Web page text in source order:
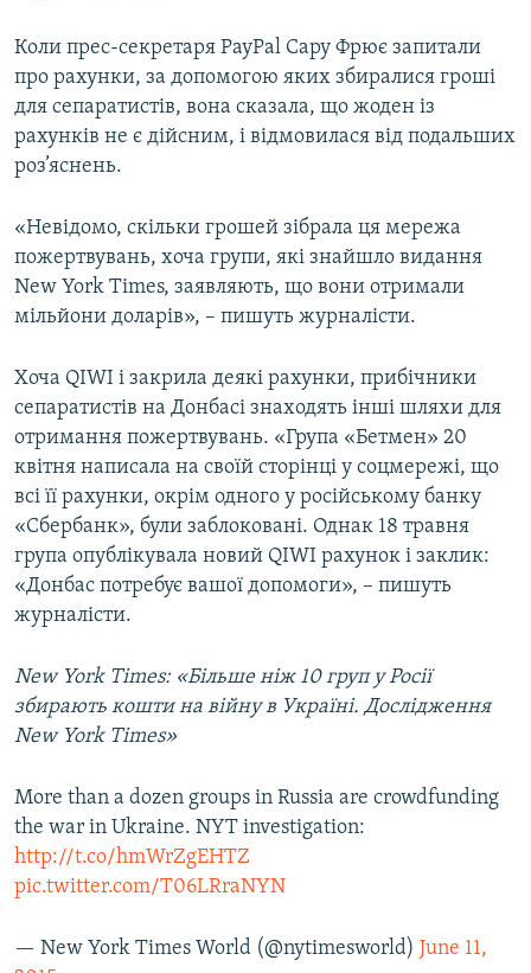
Коли прес-секретаря PayPal Сару Фрює запитали
про рахунки, за допомогою яких збиралися гроші
для сепаратистів, вона сказала, що жоден із
рахунків не є дійсним, і відмовилася від подальших
роз’яснень.
«Невідомо, скільки грошей зібрала ця мережа
пожертвувань, хоча групи, які знайшло видання
New York Times, заявляють, що вони отримали
мільйони доларів», – пишуть журналісти.
Хоча QIWI і закрила деякі рахунки, прибічники
сепаратистів на Донбасі знаходять інші шляхи для
отримання пожертвувань. «Група «Бетмен» 20
квітня написала на своїй сторінці у соцмережі, що
всі її рахунки, окрім одного у російському банку
«Сбербанк», були заблоковані. Однак 18 травня
група опублікувала новий QIWI рахунок і заклик:
«Донбас потребує вашої допомоги», – пишуть
журналісти.
New York Times: «Більше ніж 10 груп у Росії
збирають кошти на війну в Україні. Дослідження
New York Times»
More than a dozen groups in Russia are crowdfunding
the war in Ukraine. NYT investigation:
http://t.co/hmWrZgEHTZ
pic.twitter.com/T06LRraNYN
— New York Times World (@nytimesworld) June 11,